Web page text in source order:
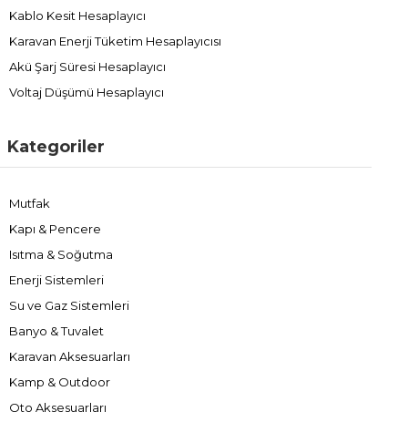
Kablo Kesit Hesaplayıcı
Karavan Enerji Tüketim Hesaplayıcısı
Akü Şarj Süresi Hesaplayıcı
Voltaj Düşümü Hesaplayıcı
Kategoriler
Mutfak
Kapı & Pencere
Isıtma & Soğutma
Enerji Sistemleri
Su ve Gaz Sistemleri
Banyo & Tuvalet
Karavan Aksesuarları
Kamp & Outdoor
Oto Aksesuarları